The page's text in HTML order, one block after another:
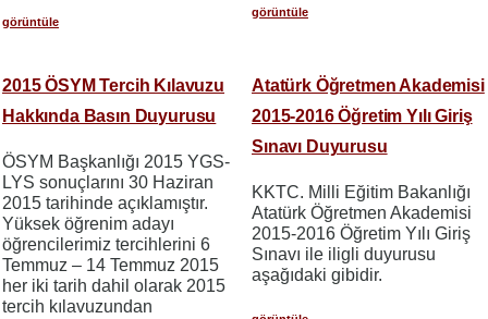
görüntüle
görüntüle
2015 ÖSYM Tercih Kılavuzu
Hakkında Basın Duyurusu
ÖSYM Başkanlığı 2015 YGS-
LYS sonuçlarını 30 Haziran
2015 tarihinde açıklamıştır.
Yüksek öğrenim adayı
öğrencilerimiz tercihlerini 6
Temmuz – 14 Temmuz 2015
her iki tarih dahil olarak 2015
tercih kılavuzundan
Atatürk Öğretmen Akademisi
2015-2016 Öğretim Yılı Giriş
Sınavı Duyurusu
KKTC. Milli Eğitim Bakanlığı
Atatürk Öğretmen Akademisi
2015-2016 Öğretim Yılı Giriş
Sınavı ile iligli duyurusu
aşağıdaki gibidir.